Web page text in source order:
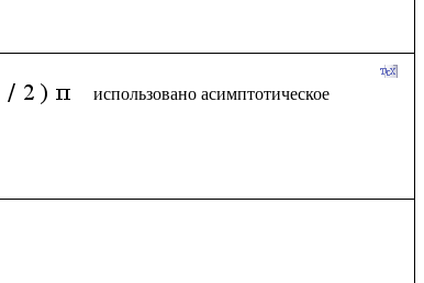
использовано асимптотическое